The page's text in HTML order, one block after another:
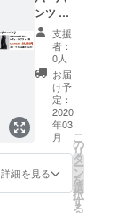
さい。
・受け
取らな
かった
・入力
した住
所に誤
りが
あった
・住所
変更を
ジェク
ト実行
ださ
い。 ※
以下の
ような
支援者
様都合
により
再配送
または
転送と
なった
際は、
込みで
す ※配
送時
期：
2020年
3月末予
部のデ
ザイ
ン、仕
様につ
きまし
ンツ ×
１着 レ
ディー
スブ
ラック
Mサイ
ズ サイ
ズ表を
ご確認
の上、
お選び
いただ
きます
支援
者：
0人
お届
け予
定：
2020
年03
月
詳細を見る
こ
の
リ
タ
ー
ン
を
選
択
す
る